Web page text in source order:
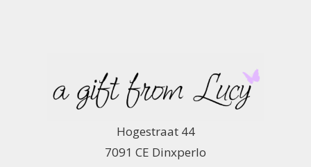
Hogestraat 44
7091 CE Dinxperlo